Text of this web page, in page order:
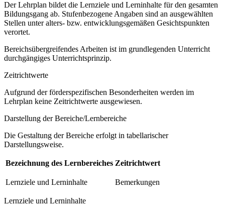
Der Lehrplan bildet die Lernziele und Lerninhalte für den gesamten
Bildungsgang ab. Stufenbezogene Angaben sind an ausgewählten
Stellen unter alters- bzw. entwicklungsgemäßen Gesichtspunkten
verortet.
Bereichsübergreifendes Arbeiten ist im grundlegenden Unterricht
durchgängiges Unterrichtsprinzip.
Zeitrichtwerte
Aufgrund der förderspezifischen Besonderheiten werden im
Lehrplan keine Zeitrichtwerte ausgewiesen.
Darstellung der Bereiche/Lernbereiche
Die Gestaltung der Bereiche erfolgt in tabellarischer
Darstellungsweise.
Bezeichnung des Lernbereiches Zeitrichtwert
Lernziele und Lerninhalte Bemerkungen
Lernziele und Lerninhalte